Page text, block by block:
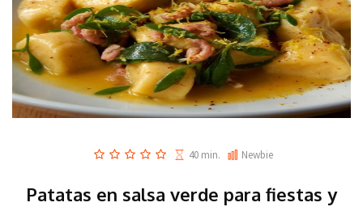
40 min. Newbie
Patatas en salsa verde para fiestas y